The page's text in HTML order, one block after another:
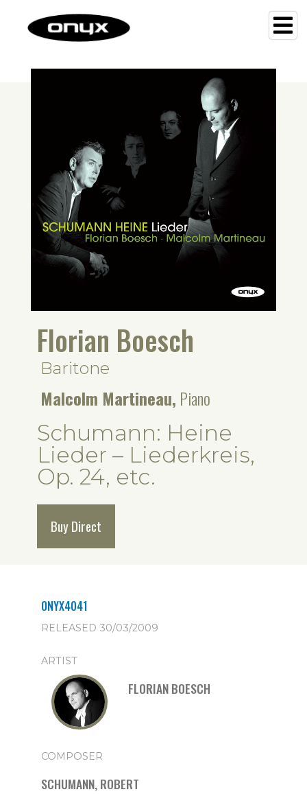
Florian Boesch
Baritone
Malcolm Martineau, Piano
Schumann: Heine
Lieder – Liederkreis,
Op. 24, etc.
Buy Direct
ONYX4041
RELEASED 30/03/2009
ARTIST
FLORIAN BOESCH
COMPOSER
SCHUMANN, ROBERT